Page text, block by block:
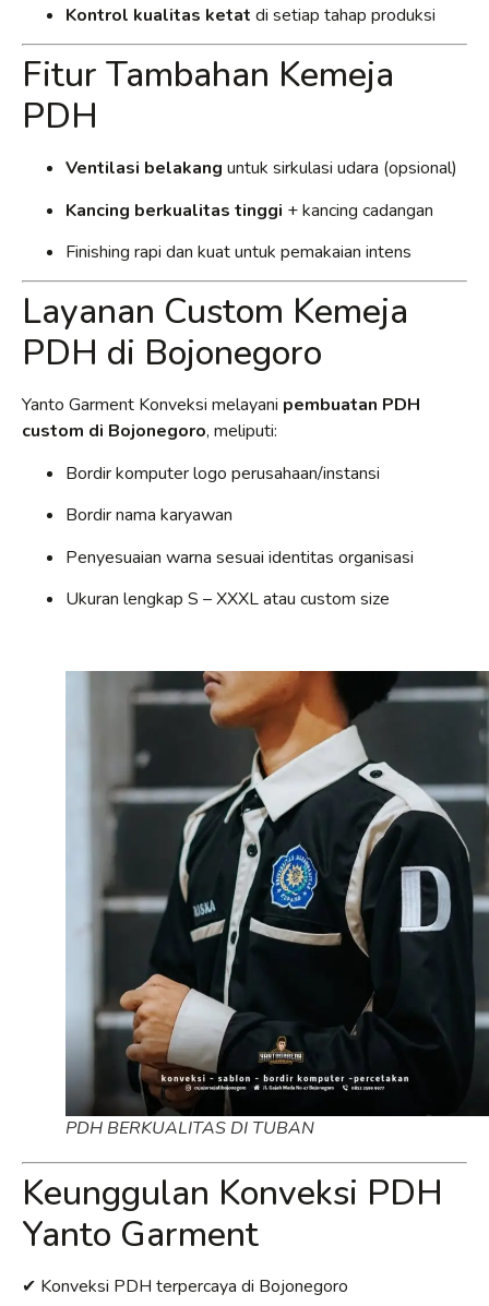
Kontrol kualitas ketat di setiap tahap produksi
Fitur Tambahan Kemeja
PDH
Ventilasi belakang untuk sirkulasi udara (opsional)
Kancing berkualitas tinggi + kancing cadangan
Finishing rapi dan kuat untuk pemakaian intens
Layanan Custom Kemeja
PDH di Bojonegoro
Yanto Garment Konveksi melayani pembuatan PDH
custom di Bojonegoro, meliputi:
Bordir komputer logo perusahaan/instansi
Bordir nama karyawan
Penyesuaian warna sesuai identitas organisasi
Ukuran lengkap S – XXXL atau custom size
PDH BERKUALITAS DI TUBAN
Keunggulan Konveksi PDH
Yanto Garment
✔ Konveksi PDH terpercaya di Bojonegoro